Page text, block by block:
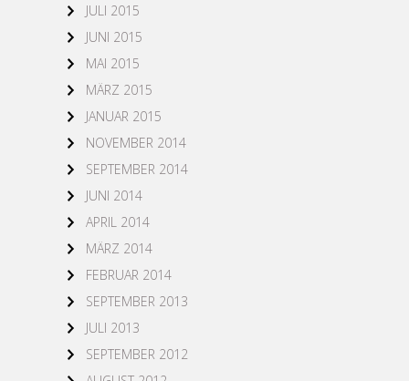
JULI 2015
JUNI 2015
MAI 2015
MÄRZ 2015
JANUAR 2015
NOVEMBER 2014
SEPTEMBER 2014
JUNI 2014
APRIL 2014
MÄRZ 2014
FEBRUAR 2014
SEPTEMBER 2013
JULI 2013
SEPTEMBER 2012